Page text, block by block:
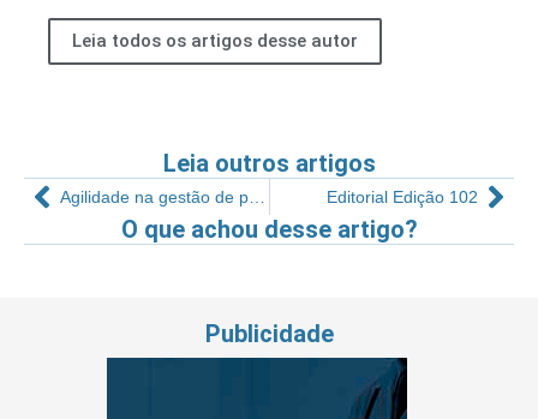
Leia todos os artigos desse autor
Leia outros artigos
Editorial Edição 102
O que achou desse artigo?
Publicidade